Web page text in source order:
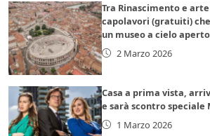
Tra Rinascimento e
capolavori (gratuiti)
un museo a cielo aperto
2 Marzo 2026
Casa a prima vista,
e sarà scontro speciale
1 Marzo 2026